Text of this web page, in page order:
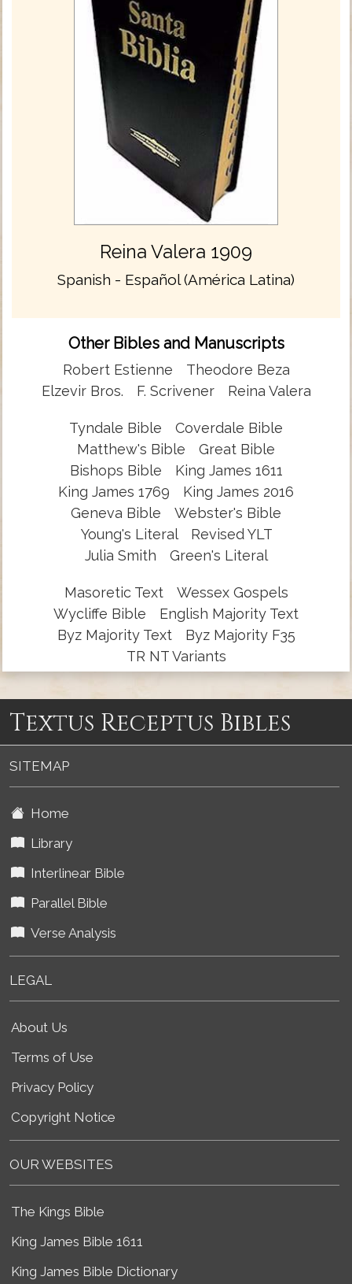
Reina Valera 1909
Spanish - Español (América Latina)
Other Bibles and Manuscripts
Robert Estienne
Theodore Beza
Elzevir Bros.
F. Scrivener Reina Valera
Tyndale Bible
Coverdale Bible
Matthew's Bible
Great Bible
Bishops Bible
King James 1611
King James 1769
King James 2016
Geneva Bible
Webster's Bible
Young's Literal
Revised YLT
Julia Smith
Green's Literal
Masoretic Text
Wessex Gospels
Wycliffe Bible
English Majority Text
Byz Majority Text
Byz Majority F35
TR NT Variants
Textus Receptus Bibles
SITEMAP
Home
Library
Interlinear Bible
Parallel Bible
Verse Analysis
LEGAL
About Us
Terms of Use
Privacy Policy
Copyright Notice
OUR WEBSITES
The Kings Bible
King James Bible 1611
King James Bible Dictionary